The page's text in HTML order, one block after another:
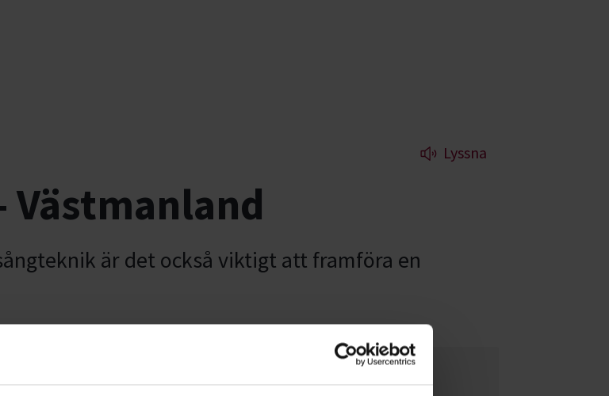
Lyssna
Västmanland
är det också viktigt att framföra en
sammanhang. De
vi också sångkurser - både